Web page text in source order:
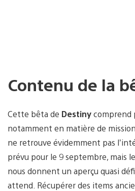
Contenu de la
Cette bêta de Destinycomprend
notamment en matière de
ne retrouve évidemment pas
prévu pour le 9 septembre, mais
nous donnent un aperçu quasi
attend. Récupérer des items